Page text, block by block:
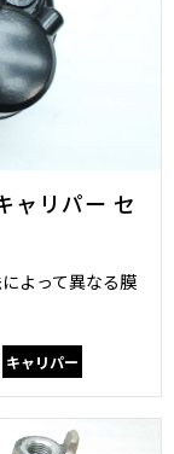
ャリパー セ
よって異なる膜
キャリパー